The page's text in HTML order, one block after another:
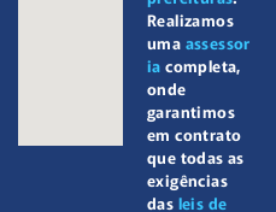
Realizamos
uma assessor
ia completa,
onde
garantimos
em contrato
que todas as
exigências
das leis de